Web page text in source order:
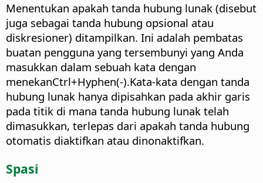
Menentukan apakah tanda hubung lunak (disebut
juga sebagai tanda hubung opsional atau
diskresioner) ditampilkan. Ini adalah pembatas
buatan pengguna yang tersembunyi yang Anda
masukkan dalam sebuah kata dengan
menekanCtrl+Hyphen(-).Kata-kata dengan tanda
hubung lunak hanya dipisahkan pada akhir garis
pada titik di mana tanda hubung lunak telah
dimasukkan, terlepas dari apakah tanda hubung
otomatis diaktifkan atau dinonaktifkan.
Spasi